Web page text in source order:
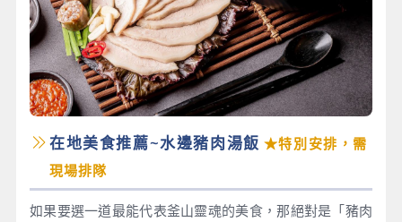
在地美食推薦~水邊豬肉湯飯 ★特別安排，需
現場排隊
如果要選一道最能代表釜山靈魂的美食，那絕對是「豬肉